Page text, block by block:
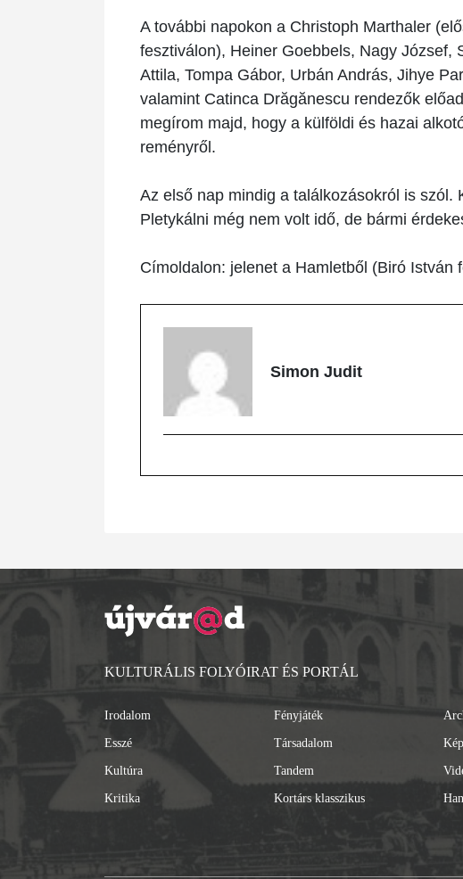
A további napokon a Christoph Marthaler
fesztiválon), Heiner Goebbels, Nagy József,
Attila, Tompa Gábor, Urbán András, Jihye
valamint Catinca Drăgănescu rendezők
megírom majd, hogy a külföldi és hazai
reményről.
Az első nap mindig a találkozásokról is
Pletykálni még nem volt idő, de bármi
Címoldalon: jelenet a Hamletből (Biró István
Simon Judit
KULTURÁLIS FOLYÓIRAT ÉS PORTÁL
Irodalom
Esszé
Kultúra
Kritika
Fényjáték
Társadalom
Tandem
Kortárs klasszikus